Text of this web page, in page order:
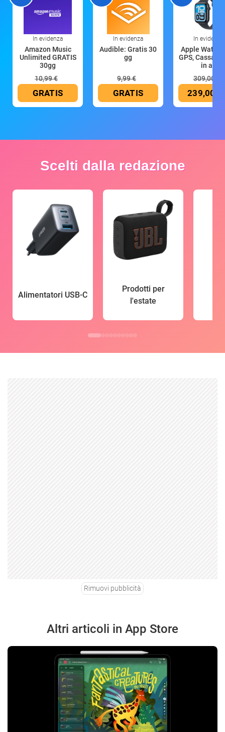
In evidenza
Amazon Music
Unlimited GRATIS
30gg
10,99 €
GRATIS
In evidenza
Audible: Gratis 30
gg
9,99 €
GRATIS
In evidenza
Apple Watch
GPS, Cassa
in all
309,00 €
239,00 €
Scelti dalla redazione
Alimentatori USB-C
Prodotti per
l'estate
Rimuovi pubblicità
Altri articoli in App Store